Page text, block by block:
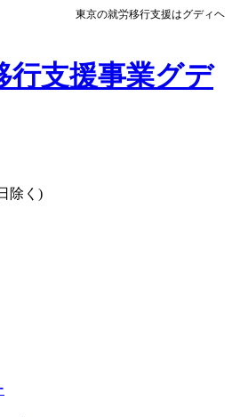
東京の就労移行支援はグディヘ
行支援事業グデ
除く)